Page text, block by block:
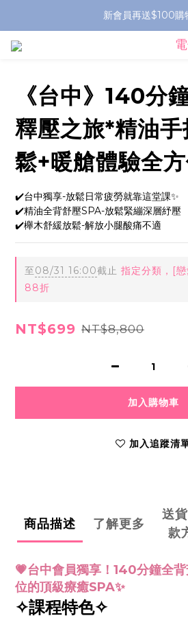
新會員再送$100購
《台中》140分
釋壓之旅*精油
鬆+暖艙體驗全
✔️台中獨享-放鬆日常疲勞就靠這堂課✨
✔️精油全背舒壓SPA-放鬆緊繃深層紓壓
✔️櫸木舒緩放鬆-解放小腿酸痛不適
至08/31 16:00截止 指定分類，[
88折
NT$699 NT$8,800
加入購物車
加入追蹤清
商品描述 了解更多
送
款
💗台中會員獨享！140分鐘全
位的頂級療癒SPA✨
✧課程特色✧